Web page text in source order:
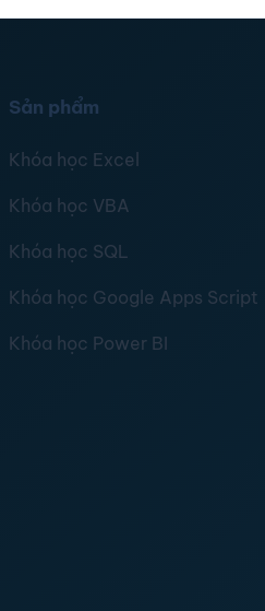
Sản phẩm
Khóa học Excel
Khóa học VBA
Khóa học SQL
Khóa học Google Apps Script
Khóa học Power BI